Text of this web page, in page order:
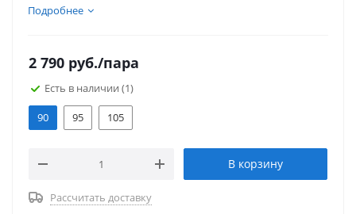
Подробнее
2 790 руб./пара
Есть в наличии (1)
90 95 105
В корзину
Рассчитать доставку